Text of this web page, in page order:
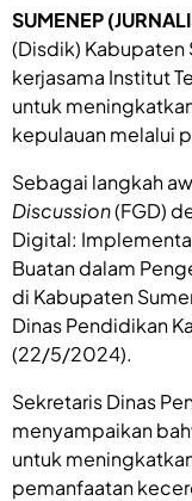
SUMENEP
(Disdik) Kabupaten
kerjasama Institut
untuk
kepulauan melalui
Sebagai langkah
Discussion(FGD)
Digital:
Buatan dalam
di Kabupaten
Dinas Pendidikan
(22/5/2024).
Sekretaris Dinas
menyampaikan
untuk
pemanfaatan